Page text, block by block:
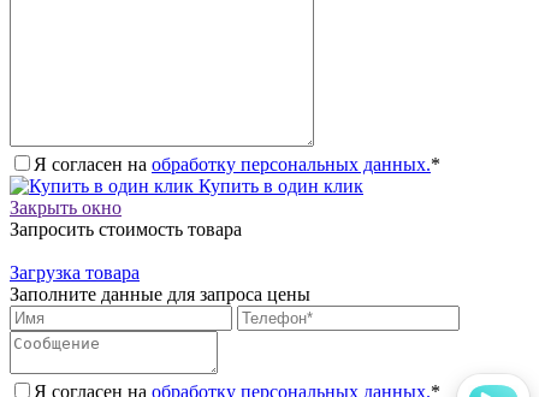
Я согласен на обработку персональных данных.*
Купить в один клик
Закрыть окно
Запросить стоимость товара
Загрузка товара
Заполните данные для запроса цены
Я согласен на обработку персональных данных.*